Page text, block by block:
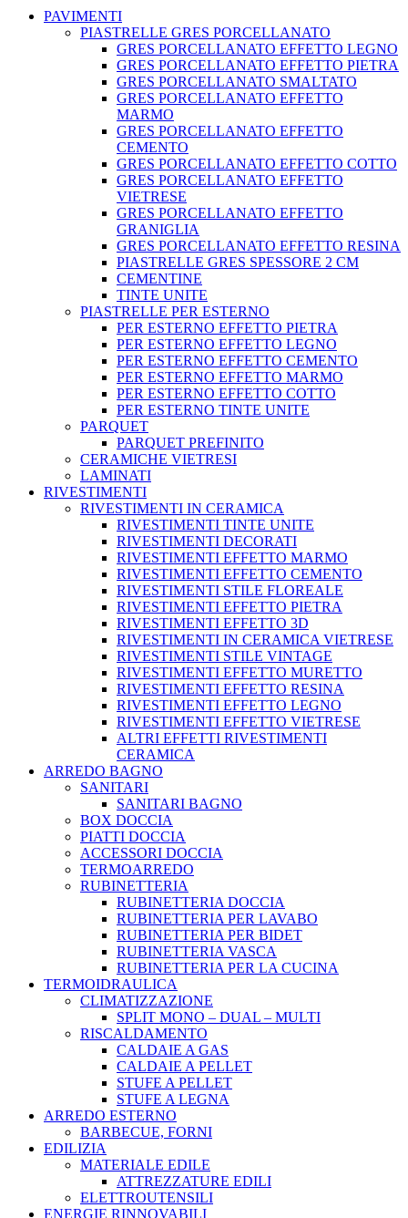
PAVIMENTI
PIASTRELLE GRES PORCELLANATO
GRES PORCELLANATO EFFETTO LEGNO
GRES PORCELLANATO EFFETTO PIETRA
GRES PORCELLANATO SMALTATO
GRES PORCELLANATO EFFETTO
MARMO
GRES PORCELLANATO EFFETTO
CEMENTO
GRES PORCELLANATO EFFETTO COTTO
GRES PORCELLANATO EFFETTO
VIETRESE
GRES PORCELLANATO EFFETTO
GRANIGLIA
GRES PORCELLANATO EFFETTO RESINA
PIASTRELLE GRES SPESSORE 2 CM
CEMENTINE
TINTE UNITE
PIASTRELLE PER ESTERNO
PER ESTERNO EFFETTO PIETRA
PER ESTERNO EFFETTO LEGNO
PER ESTERNO EFFETTO CEMENTO
PER ESTERNO EFFETTO MARMO
PER ESTERNO EFFETTO COTTO
PER ESTERNO TINTE UNITE
PARQUET
PARQUET PREFINITO
CERAMICHE VIETRESI
LAMINATI
RIVESTIMENTI
RIVESTIMENTI IN CERAMICA
RIVESTIMENTI TINTE UNITE
RIVESTIMENTI DECORATI
RIVESTIMENTI EFFETTO MARMO
RIVESTIMENTI EFFETTO CEMENTO
RIVESTIMENTI STILE FLOREALE
RIVESTIMENTI EFFETTO PIETRA
RIVESTIMENTI EFFETTO 3D
RIVESTIMENTI IN CERAMICA VIETRESE
RIVESTIMENTI STILE VINTAGE
RIVESTIMENTI EFFETTO MURETTO
RIVESTIMENTI EFFETTO RESINA
RIVESTIMENTI EFFETTO LEGNO
RIVESTIMENTI EFFETTO VIETRESE
ALTRI EFFETTI RIVESTIMENTI
CERAMICA
ARREDO BAGNO
SANITARI
SANITARI BAGNO
BOX DOCCIA
PIATTI DOCCIA
ACCESSORI DOCCIA
TERMOARREDO
RUBINETTERIA
RUBINETTERIA DOCCIA
RUBINETTERIA PER LAVABO
RUBINETTERIA PER BIDET
RUBINETTERIA VASCA
RUBINETTERIA PER LA CUCINA
TERMOIDRAULICA
CLIMATIZZAZIONE
SPLIT MONO – DUAL – MULTI
RISCALDAMENTO
CALDAIE A GAS
CALDAIE A PELLET
STUFE A PELLET
STUFE A LEGNA
ARREDO ESTERNO
BARBECUE, FORNI
EDILIZIA
MATERIALE EDILE
ATTREZZATURE EDILI
ELETTROUTENSILI
ENERGIE RINNOVABILI